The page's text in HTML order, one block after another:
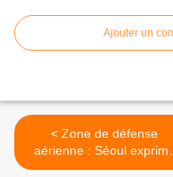
Ajouter un
< Zone de défense
aérienne : Séoul exprime
ses regrets à